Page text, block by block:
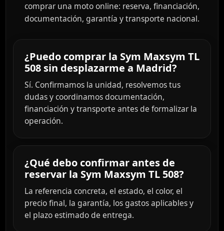
comprar una moto online: reserva, financiación,
documentación, garantía y transporte nacional.
¿Puedo comprar la Sym Maxsym TL
508 sin desplazarme a Madrid?
Sí. Confirmamos la unidad, resolvemos tus
dudas y coordinamos documentación,
financiación y transporte antes de formalizar la
operación.
¿Qué debo confirmar antes de
reservar la Sym Maxsym TL 508?
La referencia concreta, el estado, el color, el
precio final, la garantía, los gastos aplicables y
el plazo estimado de entrega.